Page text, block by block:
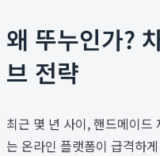
왜 뚜누인가?
브 전략
최근 몇 년 사이, 핸드메이
는 온라인 플랫폼이 급격하